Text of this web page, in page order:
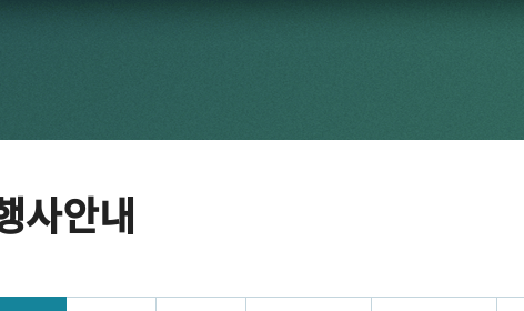
사안내